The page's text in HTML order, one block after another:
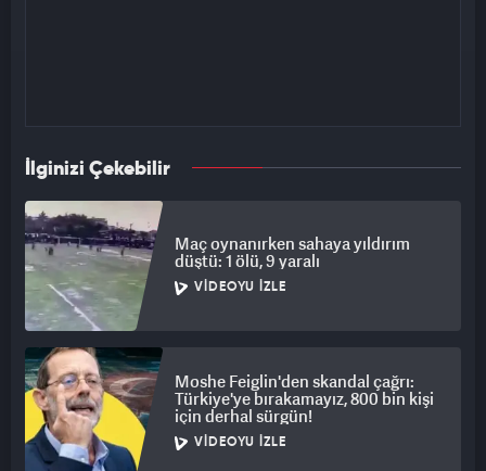
İlginizi Çekebilir
Maç oynanırken sahaya yıldırım
düştü: 1 ölü, 9 yaralı
VIDEOYU İZLE
Moshe Feiglin'den skandal çağrı:
Türkiye'ye bırakamayız, 800 bin kişi
için derhal sürgün!
VIDEOYU İZLE